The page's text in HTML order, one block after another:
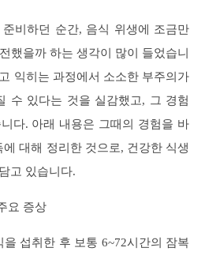
비하던 순간, 음식 위생에 조금만
했을까 하는 생각이 많이 들었습니
익히는 과정에서 소소한 부주의가
수 있다는 것을 실감했고, 그 경험
다. 아래 내용은 그때의 경험을 바
대해 정리한 것으로, 건강한 식생
고 있습니다.
요 증상
섭취한 후 보통 6~72시간의 잠복